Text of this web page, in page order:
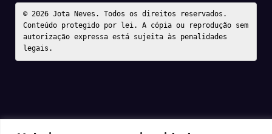
© 2026 Jota Neves. Todos os direitos reservados.
Conteúdo protegido por lei. A cópia ou reprodução sem
autorização expressa está sujeita às penalidades
legais.